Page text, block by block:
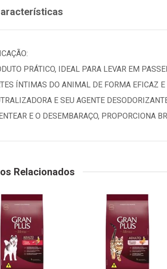
PRÁTICO, IDEAL PARA LEVAR EM
ÍNTIMAS DO ANIMAL DE FORMA EFICAZ
E SEU AGENTE
E O DESEMBARAÇO, PROPORCIONA
Relacionados